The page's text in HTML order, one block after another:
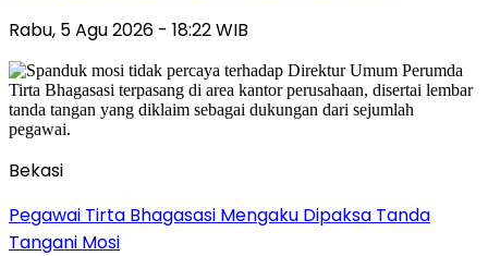
Rabu, 5 Agu 2026 - 18:22 WIB
Bekasi
Pegawai Tirta Bhagasasi Mengaku Dipaksa Tanda
Tangani Mosi